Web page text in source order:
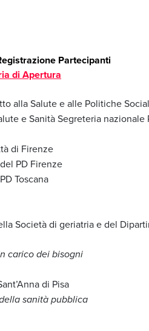
Partecipanti
di Apertura
alla Salute e alle Politiche
e Sanità Segreteria nazionale
di Firenze
PD Firenze
Toscana
Società di geriatria e del
carico dei bisogni
di Pisa
sanità pubblica